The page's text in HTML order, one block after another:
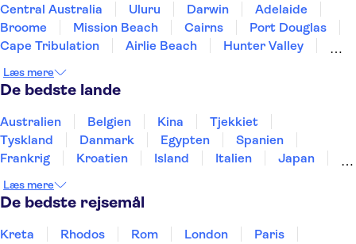
Central Australia Uluru Darwin
Adelaide
Broome
Mission Beach Cairns
Port Douglas
Cape Tribulation
Airlie Beach
Hunter Valley
Læs mere
De bedste lande
Australien Belgien Kina
Tjekkiet
Tyskland
Danmark Egypten
Spanien
Frankrig
Kroatien Island Italien
Japan
Thailand
Tyrkiet
Læs mere
De bedste rejsemål
Kreta Rhodos Rom London
Paris